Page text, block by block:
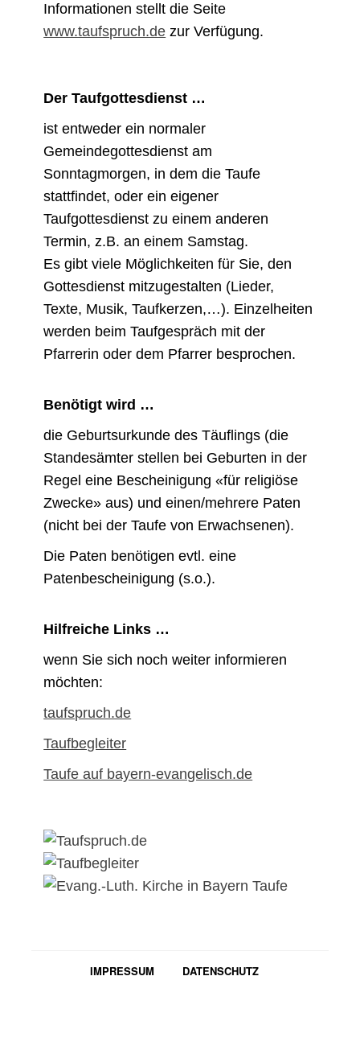
Informationen stellt die Seite
www.taufspruch.de zur Verfügung.
Der Taufgottesdienst …
ist entweder ein normaler
Gemeindegottesdienst am
Sonntagmorgen, in dem die Taufe
stattfindet, oder ein eigener
Taufgottesdienst zu einem anderen
Termin, z.B. an einem Samstag.
Es gibt viele Möglichkeiten für Sie, den
Gottesdienst mitzugestalten (Lieder,
Texte, Musik, Taufkerzen,…). Einzelheiten
werden beim Taufgespräch mit der
Pfarrerin oder dem Pfarrer besprochen.
Benötigt wird …
die Geburtsurkunde des Täuflings (die
Standesämter stellen bei Geburten in der
Regel eine Bescheinigung «für religiöse
Zwecke» aus) und einen/mehrere Paten
(nicht bei der Taufe von Erwachsenen).
Die Paten benötigen evtl. eine
Patenbescheinigung (s.o.).
Hilfreiche Links …
wenn Sie sich noch weiter informieren
möchten:
taufspruch.de
Taufbegleiter
Taufe auf bayern-evangelisch.de
IMPRESSUM DATENSCHUTZ